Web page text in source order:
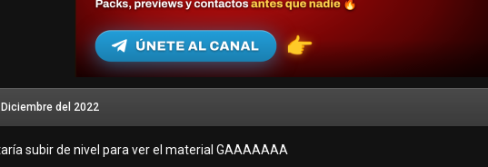
del 2022
subir de nivel para ver el material GAAAAAAA